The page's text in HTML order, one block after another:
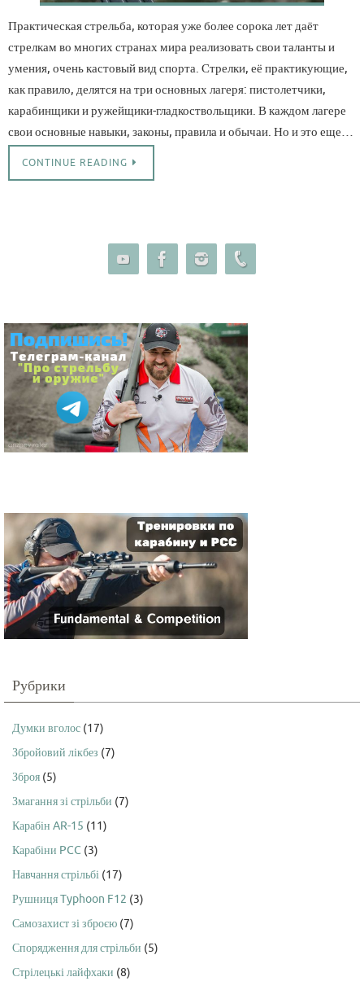
Практическая стрельба, которая уже более сорока лет даёт
стрелкам во многих странах мира реализовать свои таланты и
умения, очень кастовый вид спорта. Стрелки, её практикующие,
как правило, делятся на три основных лагеря: пистолетчики,
карабинщики и ружейщики-гладкоствольщики. В каждом лагере
свои основные навыки, законы, правила и обычаи. Но и это еще…
CONTINUE READING
Рубрики
Думки вголос (17)
Збройовий лікбез (7)
Зброя (5)
Змагання зі стрільби (7)
Карабін AR-15 (11)
Карабіни PCC (3)
Навчання стрільбі (17)
Рушниця Typhoon F12 (3)
Самозахист зі зброєю (7)
Спорядження для стрільби (5)
Стрілецькі лайфхаки (8)